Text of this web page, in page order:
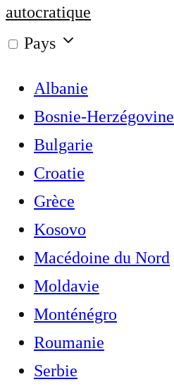
autocratique
Pays
Albanie
Bosnie-Herzégovine
Bulgarie
Croatie
Grèce
Kosovo
Macédoine du Nord
Moldavie
Monténégro
Roumanie
Serbie